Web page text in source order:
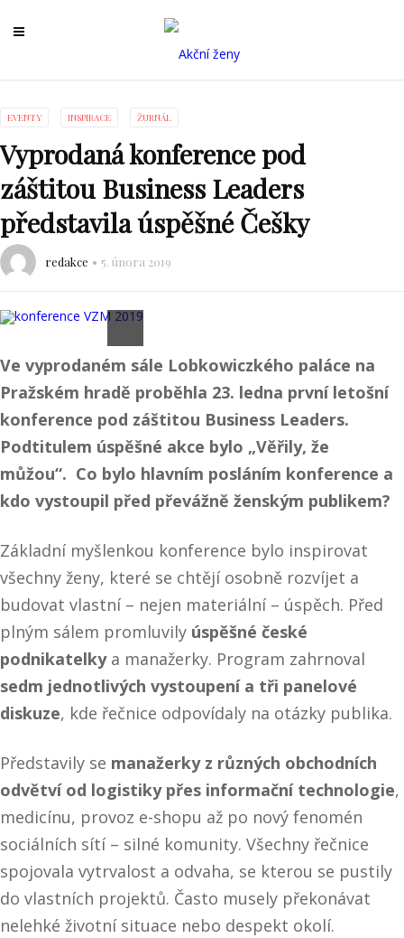
EVENTY INSPIRACE ŽURNÁL
Vyprodaná konference pod
záštitou Business Leaders
představila úspěšné Češky
redakce 5. února 2019
Ve vyprodaném sále Lobkowiczkého paláce na
Pražském hradě proběhla 23. ledna první letošní
konference pod záštitou Business Leaders.
Podtitulem úspěšné akce bylo „Věřily, že
můžou“. Co bylo hlavním posláním konference a
kdo vystoupil před převážně ženským publikem?
Základní myšlenkou konference bylo inspirovat
všechny ženy, které se chtějí osobně rozvíjet a
budovat vlastní – nejen materiální – úspěch. Před
plným sálem promluvily úspěšné české
podnikatelkya manažerky. Program zahrnoval
sedm jednotlivých vystoupení a tři panelové
diskuze, kde řečnice odpovídaly na otázky publika.
Představily se manažerky z různých obchodních
odvětví od logistiky přes informační technologie,
medicínu, provoz e-shopu až po nový fenomén
sociálních sítí – silné komunity. Všechny řečnice
spojovala vytrvalost a odvaha, se kterou se pustily
do vlastních projektů. Často musely překonávat
nelehké životní situace nebo despekt okolí.